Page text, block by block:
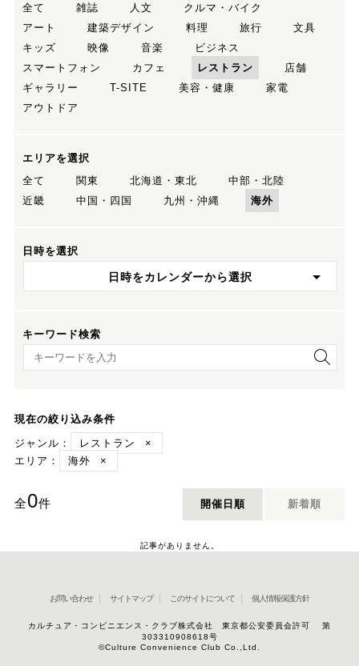
全て
雑誌 人文
クルマ・バイク
アート
建築デザイン 料理 旅行
文具
キッズ
映像 音楽
ビジネス
スマートフォン
カフェ レストラン
店舗
ギャラリー
T-SITE 美容・健康
家電
アウトドア
エリアを選択
全て
関東 北海道・東北
中部・北陸
近畿
中国・四国 九州・沖縄 海外
日時を選択
日時をカレンダーから選択
キーワード検索
キーワード検索
現在の絞り込み条件
ジャンル：
レストラン
×
エリア：
海外 ×
全0件 開催日順 新着順
記事がありません。
お問い合わせ サイトマップ このサイトについて 個人情報保護方針
カルチュア・コンビニエンス・クラブ株式会社 東京都公安委員会許可 第
303310908618号
©Culture Convenience Club Co.,Ltd.